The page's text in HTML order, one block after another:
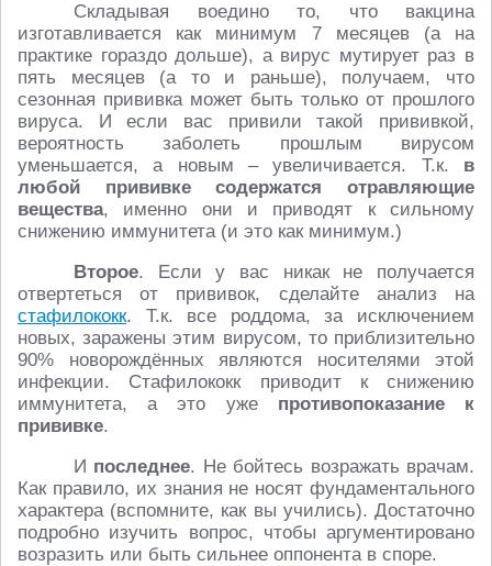
Складывая воедино то, что вакцина
изготавливается как минимум 7 месяцев (а на
практике гораздо дольше), а вирус мутирует раз в
пять месяцев (а то и раньше), получаем, что
сезонная прививка может быть только от прошлого
вируса. И если вас привили такой прививкой,
вероятность заболеть прошлым вирусом
уменьшается, а новым – увеличивается. Т.к. в
любой прививке содержатся отравляющие
вещества, именно они и приводят к сильному
снижению иммунитета (и это как минимум.)
Второе. Если у вас никак не получается
отвертеться от прививок, сделайте анализ на
стафилококк. Т.к. все роддома, за исключением
новых, заражены этим вирусом, то приблизительно
90% новорождённых являются носителями этой
инфекции. Стафилококк приводит к снижению
иммунитета, а это уже противопоказание к
прививке.
И последнее. Не бойтесь возражать врачам.
Как правило, их знания не носят фундаментального
характера (вспомните, как вы учились). Достаточно
подробно изучить вопрос, чтобы аргументировано
возразить или быть сильнее оппонента в споре.